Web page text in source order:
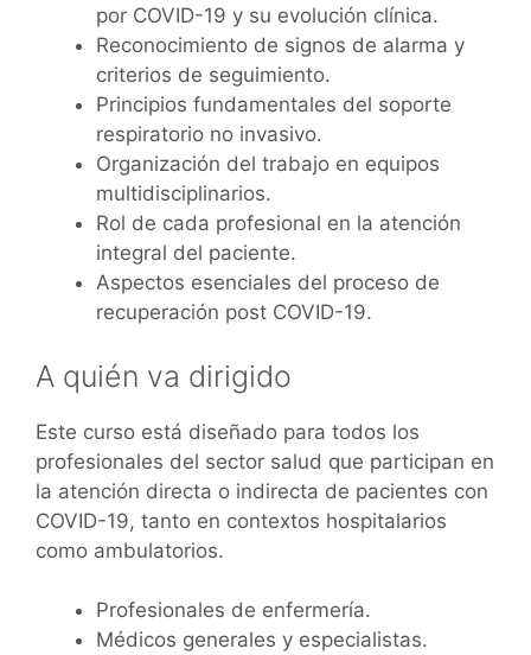
por COVID-19 y su evolución clínica.
Reconocimiento de signos de alarma y
criterios de seguimiento.
Principios fundamentales del soporte
respiratorio no invasivo.
Organización del trabajo en equipos
multidisciplinarios.
Rol de cada profesional en la atención
integral del paciente.
Aspectos esenciales del proceso de
recuperación post COVID-19.
A quién va dirigido
Este curso está diseñado para todos los
profesionales del sector salud que participan en
la atención directa o indirecta de pacientes con
COVID-19, tanto en contextos hospitalarios
como ambulatorios.
Profesionales de enfermería.
Médicos generales y especialistas.